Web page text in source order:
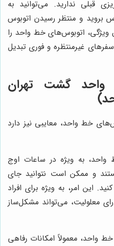
قبلی ندارید. می‌توانید به
بروید و منتظر رسیدن اتوبوس
ویژگی، اتوبوس‌های خط واحد را
غیرمنتظره و فوری تبدیل
واحد گشت تهران
خط واحد، معایبی نیز دارد
به ویژه در ساعات اوج
و ممکن است نتوانید جای
این امر، به ویژه برای افراد
معلولیت، می‌تواند مشکل‌ساز
واحد، معمولاً امکانات رفاهی